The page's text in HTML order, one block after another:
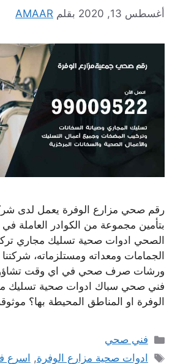
أغسطس 13, 2020 بقلم AMAAR
رقم صحي مزارع الوفرة يعمل لدى
بتأمين مجموعة من الكوادر العاملة
الصحي ادوات صحية تسليك مجاري
الجمامات ومعداته ومستلزماته،
ورشات صرف صحي في اي وقت
فني صحي سباك ادوات صحية تسليك
الوفرة او المناطق المحيطة بها؟
التصنيفات
فني صحي
الوسوم
ادوات صحية مزارع الوفرة, اسرع